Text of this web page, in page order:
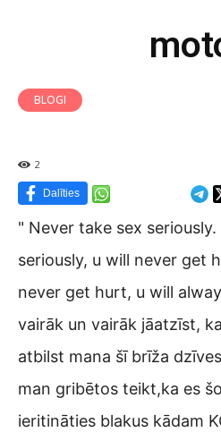
BLOGI
2
Dalīties
" Never take sex
seriously, u will never get
never get hurt, u will
vairāk un vairāk jāatzīst,
atbilst mana šī brīža
man gribētos teikt,ka es
ieritināties blakus kādam